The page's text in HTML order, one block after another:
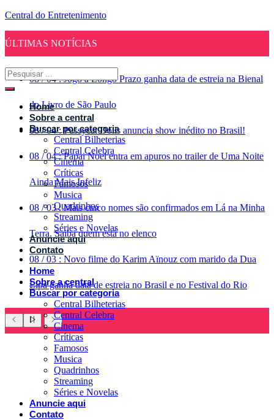
Central do Entretenimento
ÚLTIMAS NOTÍCIAS
08 / 04 : Jogo a Longo Prazo ganha data de estreia na Bienal
do Livro de São Paulo
08 / 04 : Pussycat Dolls anuncia show inédito no Brasil!
08 / 04 : Papai Noel entra em apuros no trailer de Uma Noite
Ainda Mais Infeliz
08 / 03 : Mais cinco nomes são confirmados em Lá na Minha
Terra. Saiba quem está no elenco
08 / 03 : Novo filme do Karim Aïnouz com marido da Dua
Lipa ganha data de estreia no Brasil e no Festival do Rio
Home
Sobre a central
Buscar por categoria
Central Bilheterias
Central Celebra
Cinema
Críticas
Famosos
Musica
Quadrinhos
Streaming
Séries e Novelas
Anuncie aqui
Contato
Home
Sobre a central
Buscar por categoria
Central Bilheterias
Central Celebra
Cinema
Críticas
Famosos
Musica
Quadrinhos
Streaming
Séries e Novelas
Anuncie aqui
Contato